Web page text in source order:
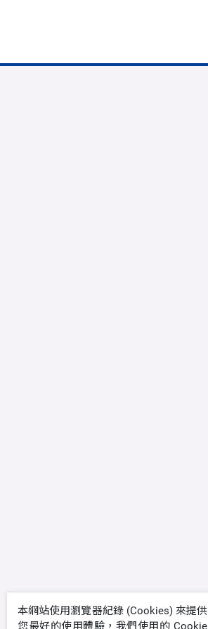
本網站使用瀏覽器紀錄 (Cookies) 來提供
您最好的使用體驗，我們使用的 Cookie